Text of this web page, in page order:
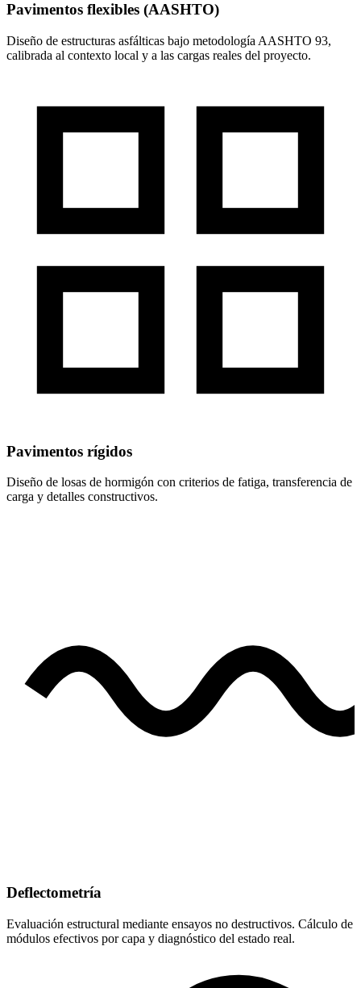
Pavimentos flexibles (AASHTO)
Diseño de estructuras asfálticas bajo metodología AASHTO 93,
calibrada al contexto local y a las cargas reales del proyecto.
Pavimentos rígidos
Diseño de losas de hormigón con criterios de fatiga, transferencia de
carga y detalles constructivos.
Deflectometría
Evaluación estructural mediante ensayos no destructivos. Cálculo de
módulos efectivos por capa y diagnóstico del estado real.